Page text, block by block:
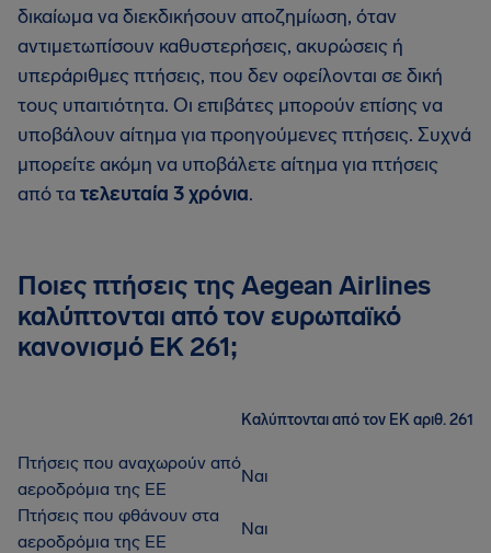
δικαίωμα να διεκδικήσουν αποζημίωση, όταν
αντιμετωπίσουν καθυστερήσεις, ακυρώσεις ή
υπεράριθμες πτήσεις, που δεν οφείλονται σε δική
τους υπαιτιότητα. Οι επιβάτες μπορούν επίσης να
υποβάλουν αίτημα για προηγούμενες πτήσεις. Συχνά
μπορείτε ακόμη να υποβάλετε αίτημα για πτήσεις
από τα τελευταία 3 χρόνια.
Ποιες πτήσεις της Aegean Airlines
καλύπτονται από τον ευρωπαϊκό
κανονισμό ΕΚ 261;
Καλύπτονται από τον ΕΚ αριθ. 261
Πτήσεις που αναχωρούν από
αεροδρόμια της ΕΕ
Ναι
Πτήσεις που φθάνουν στα
αεροδρόμια της ΕΕ
Ναι